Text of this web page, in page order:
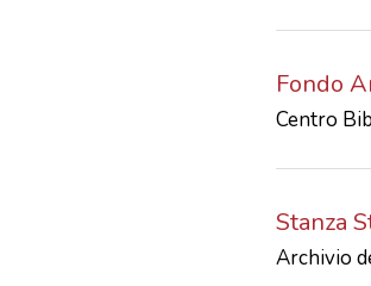
Fondo
Centro
Stanza
Archivio